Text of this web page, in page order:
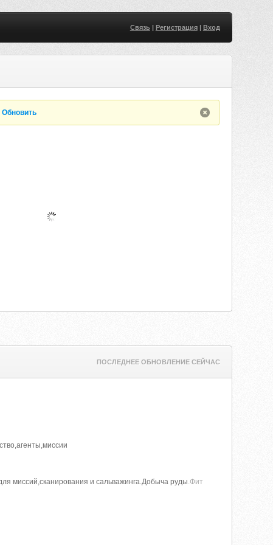
Связь| Регистрация| Вход
Обновить
ПОСЛЕДНЕЕ ОБНОВЛЕНИЕ СЕЙЧАС
миссий,сканирования и сальважинга.Добыча руды.Фит